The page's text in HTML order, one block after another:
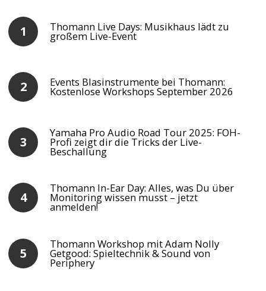
Thomann Live Days: Musikhaus lädt zu
großem Live-Event
Events Blasinstrumente bei Thomann:
Kostenlose Workshops September 2026
Yamaha Pro Audio Road Tour 2025: FOH-
Profi zeigt dir die Tricks der Live-
Beschallung
Thomann In-Ear Day: Alles, was Du über
Monitoring wissen musst – jetzt
anmelden!
Thomann Workshop mit Adam Nolly
Getgood: Spieltechnik & Sound von
Periphery